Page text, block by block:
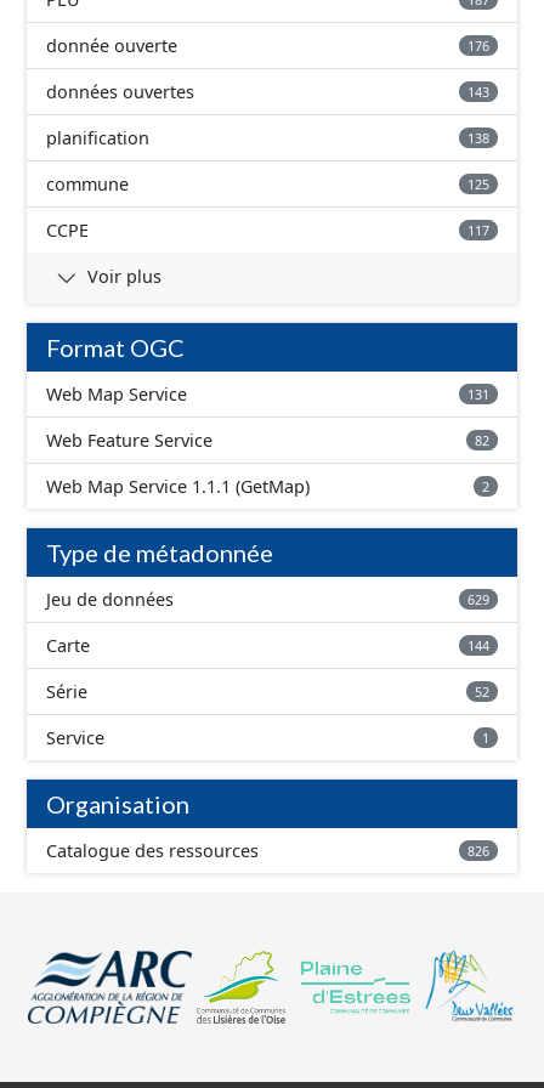
donnée ouverte 176
données ouvertes 143
planification 138
commune 125
CCPE 117
Voir plus
Format OGC
Web Map Service 131
Web Feature Service 82
Web Map Service 1.1.1 (GetMap) 2
Type de métadonnée
Jeu de données 629
Carte 144
Série 52
Service 1
Organisation
Catalogue des ressources 826